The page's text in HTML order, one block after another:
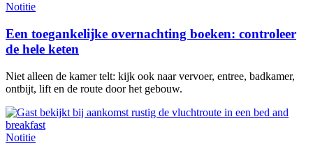
Notitie
Een toegankelijke overnachting boeken: controleer
de hele keten
Niet alleen de kamer telt: kijk ook naar vervoer, entree, badkamer,
ontbijt, lift en de route door het gebouw.
Notitie